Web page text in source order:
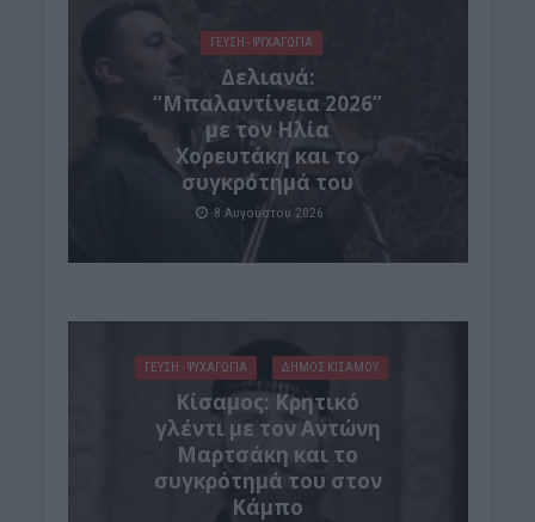
ΓΕΎΣΗ - ΨΥΧΑΓΩΓΊΑ
Δελιανά:
“Μπαλαντίνεια 2026”
με τον Ηλία
Χορευτάκη και το
συγκρότημά του
8 Αυγούστου 2026
ΓΕΎΣΗ - ΨΥΧΑΓΩΓΊΑ ΔΉΜΟΣ ΚΙΣΆΜΟΥ
Kίσαμος: Κρητικό
γλέντι με τον Αντώνη
Μαρτσάκη και το
συγκρότημά του στον
Κάμπο